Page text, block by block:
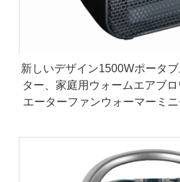
新しいデザイン1500Wポータ
ター、家庭用ウォームエアブ
エーターファンウォーマーミ